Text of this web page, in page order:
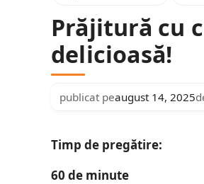
Prăjitură cu
delicioasă!
publicat peaugust 14, 2025
Timp de pregătire:
60 de minute